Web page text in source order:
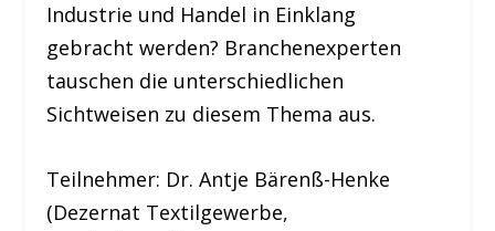
Industrie und Handel in Einklang
gebracht werden? Branchenexperten
tauschen die unterschiedlichen
Sichtweisen zu diesem Thema aus.
Teilnehmer: Dr. Antje Bärenß-Henke
(Dezernat Textilgewerbe,